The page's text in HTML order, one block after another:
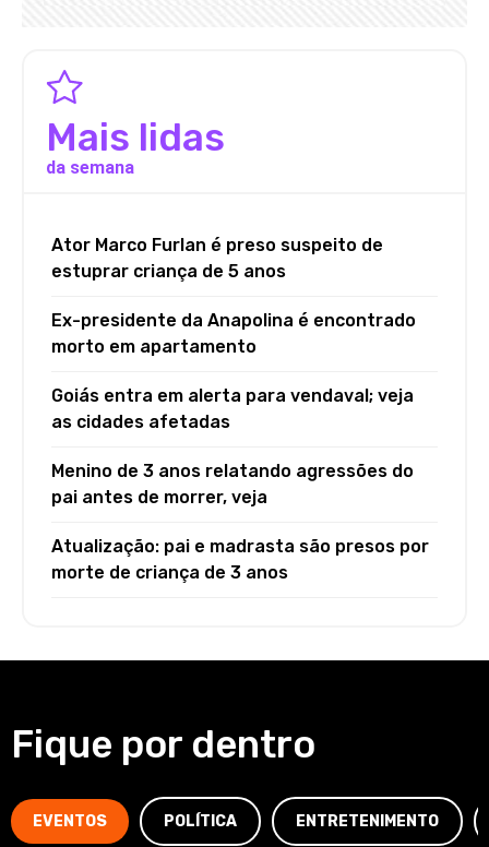
Mais lidas
da semana
Ator Marco Furlan é preso suspeito de
estuprar criança de 5 anos
Ex-presidente da Anapolina é encontrado
morto em apartamento
Goiás entra em alerta para vendaval; veja
as cidades afetadas
Menino de 3 anos relatando agressões do
pai antes de morrer, veja
Atualização: pai e madrasta são presos por
morte de criança de 3 anos
Fique por dentro
EVENTOS POLÍTICA ENTRETENIMENTO